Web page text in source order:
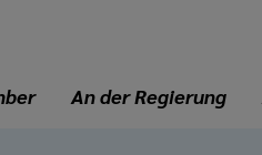
An der Regierung